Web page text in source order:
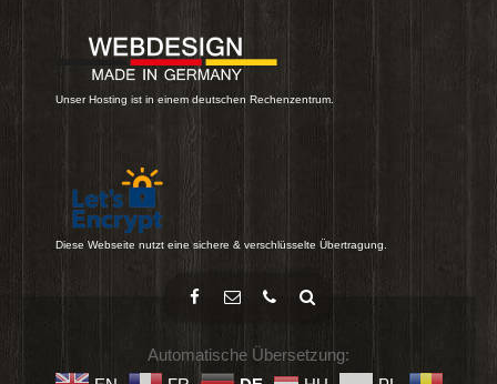
Unser Hosting ist in einem deutschen Rechenzentrum.
Diese Webseite nutzt eine sichere & verschlüsselte Übertragung.
Automatische Übersetzung: